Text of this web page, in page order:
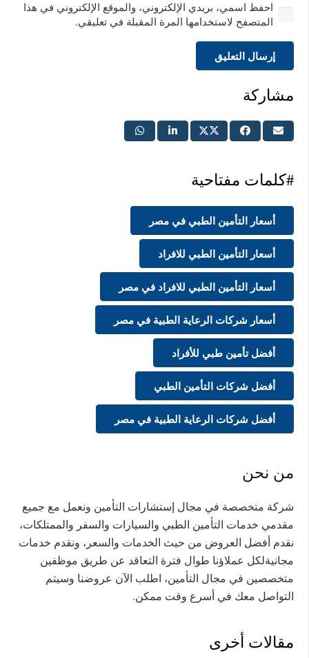
احفظ اسمي، بريدي الإلكتروني، والموقع الإلكتروني في هذا
المتصفح لاستخدامها المرة المقبلة في تعليقي.
إرسال التعليق
مشاركة
#كلمات مفتاحية
أسعار التأمين الطبي في مصر
أسعار التأمين الطبي للافراد
أسعار التأمين الطبي للافراد في مصر
أسعار شركات الرعاية الطبية في مصر
أفضل تأمين طبي للأفراد
أفضل شركات التأمين الطبي
أفضل شركات الرعاية الطبية في مصر
من نحن
شركة متخصصة في مجال إستشارات التأمين ونعمل مع جميع
مقدمي خدمات التأمين الطبي والسيارات والسفر والممتلكات،
نقدم أفضل العروض من حيث الخدمات والسعر، ونقدم خدمات
مجانيةلكل عملاؤنا طوال فترة التعاقد عن طريق موظفين
متخصصين في مجال التأمين، اطلب الآن عروضنا وسيتم
التواصل معك في أسرع وقت ممكن.
مقالات أخرى